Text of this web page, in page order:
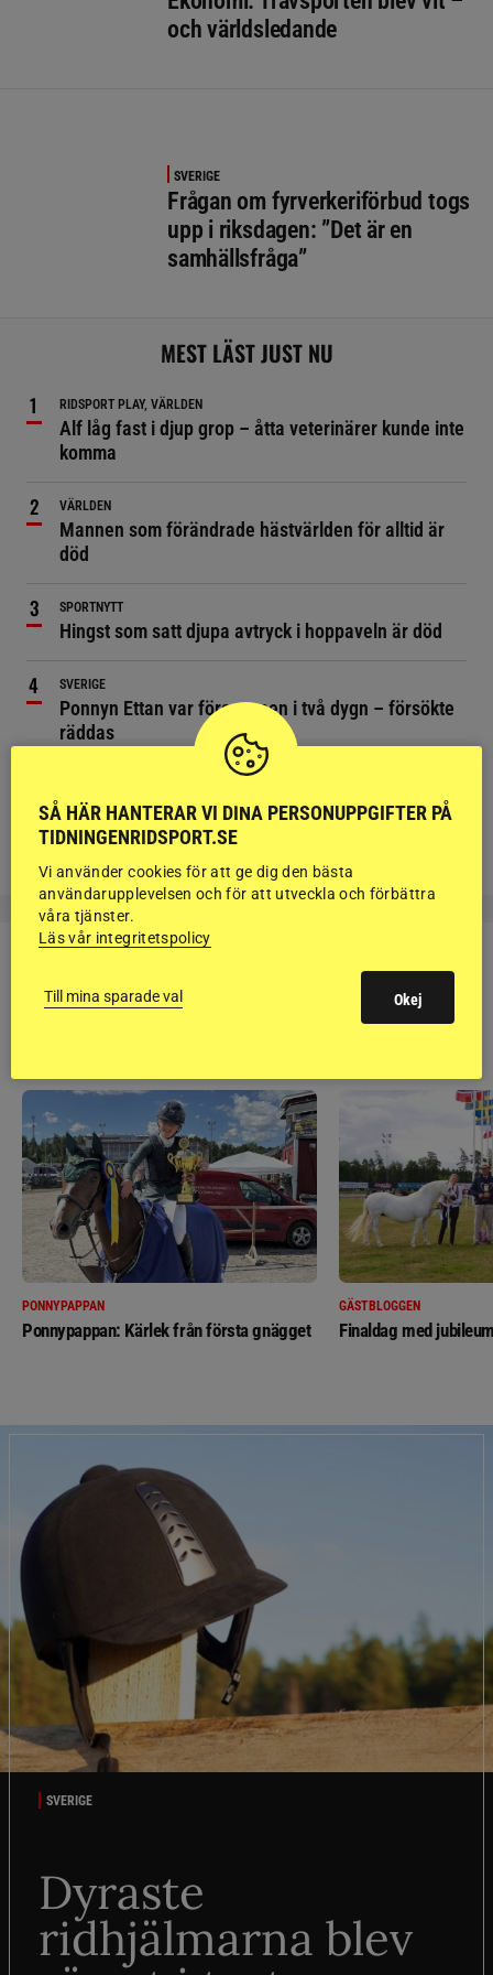
och världsledande
SVERIGE
Frågan om fyrverkeriförbud togs
upp i riksdagen: ”Det är en
samhällsfråga”
MEST LÄST JUST NU
RIDSPORT PLAY, VÄRLDEN
Alf låg fast i djup grop – åtta veterinärer kunde inte
komma
VÄRLDEN
Mannen som förändrade hästvärlden för alltid är
död
SPORTNYTT
Hingst som satt djupa avtryck i hoppaveln är död
SVERIGE
Ponnyn Ettan var försvunnen i två dygn – försökte
räddas
Ny dokumentärserie följer världseliten i hoppning
PONNYPAPPAN
Ponnypappan: Kärlek från första gnägget
GÄSTBLOGGEN
Finaldag med
SVERIGE
Dyraste
ridhjälmarna blev
SÅ HÄR HANTERAR VI DINA PERSONUPPGIFTER PÅ
TIDNINGENRIDSPORT.SE
Vi använder cookies för att ge dig den bästa
användarupplevelsen och för att utveckla och förbättra
våra tjänster.
Läs vår integritetspolicy
Till mina sparade val Okej